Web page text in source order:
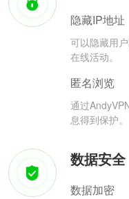
隐藏IP地址
可以隐藏用
在线活动。
匿名浏览
通过
息得到保护。
数据安全
数据加密